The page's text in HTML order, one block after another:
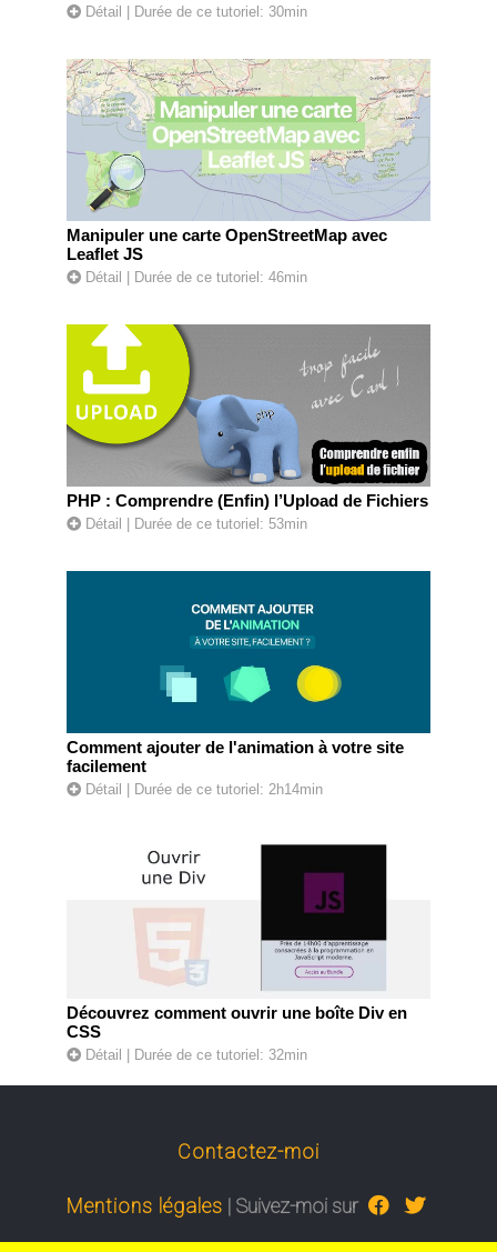
Détail | Durée de ce tutoriel: 30min
Manipuler une carte OpenStreetMap avec
Leaflet JS
Détail | Durée de ce tutoriel: 46min
PHP : Comprendre (Enfin) l’Upload de Fichiers
Détail | Durée de ce tutoriel: 53min
Comment ajouter de l'animation à votre site
facilement
Détail | Durée de ce tutoriel: 2h14min
Découvrez comment ouvrir une boîte Div en
CSS
Détail | Durée de ce tutoriel: 32min
Contactez-moi
Mentions légales | Suivez-moi sur